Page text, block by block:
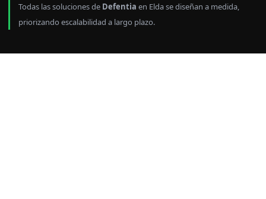
Todas las soluciones de Defentia en Elda se diseñan a medida,
priorizando escalabilidad a largo plazo.